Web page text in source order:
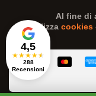
4,5
★★★★★
288
Recensioni
Al fine di
utilizza cookies